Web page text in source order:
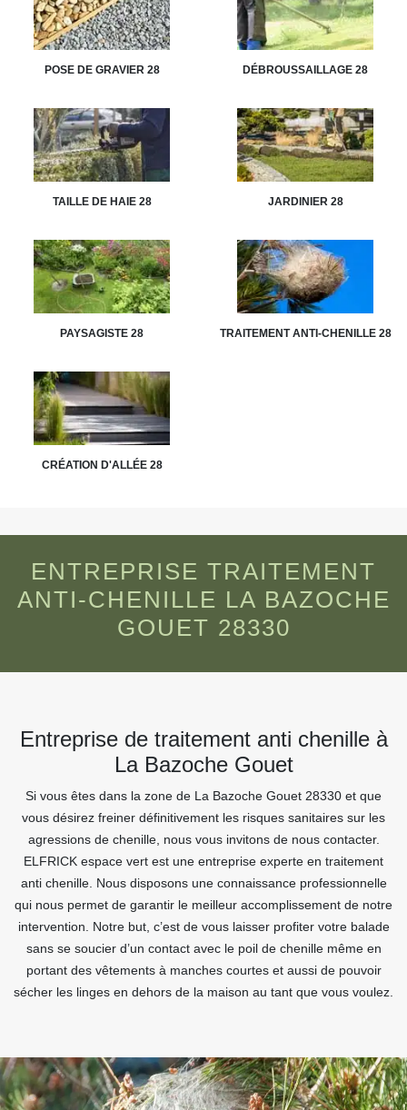
POSE DE GRAVIER 28 DÉBROUSSAILLAGE 28
TAILLE DE HAIE 28 JARDINIER 28
PAYSAGISTE 28 TRAITEMENT ANTI-CHENILLE 28
CRÉATION D'ALLÉE 28
ENTREPRISE TRAITEMENT
ANTI-CHENILLE LA BAZOCHE
GOUET 28330
Entreprise de traitement anti chenille à
La Bazoche Gouet
Si vous êtes dans la zone de La Bazoche Gouet 28330 et que
vous désirez freiner définitivement les risques sanitaires sur les
agressions de chenille, nous vous invitons de nous contacter.
ELFRICK espace vert est une entreprise experte en traitement
anti chenille. Nous disposons une connaissance professionnelle
qui nous permet de garantir le meilleur accomplissement de notre
intervention. Notre but, c’est de vous laisser profiter votre balade
sans se soucier d’un contact avec le poil de chenille même en
portant des vêtements à manches courtes et aussi de pouvoir
sécher les linges en dehors de la maison au tant que vous voulez.